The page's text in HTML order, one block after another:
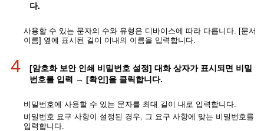
다.
사용할 수 있는 문자의 수와 유형은 디바이스에 따라 다릅니다. [문서
이름] 옆에 표시된 길이 이내의 이름을 입력합니다.
4
[암호화 보안 인쇄 비밀번호 설정] 대화 상자가 표시되면 비밀
번호를 입력 → [확인]을 클릭합니다.
비밀번호에 사용할 수 있는 문자를 최대 길이 내로 입력합니다.
비밀번호 요구 사항이 설정된 경우, 그 요구 사항에 맞는 비밀번호를
입력합니다.